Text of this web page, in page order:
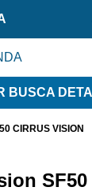
BUSCA
CIRRUS VISION
SF50